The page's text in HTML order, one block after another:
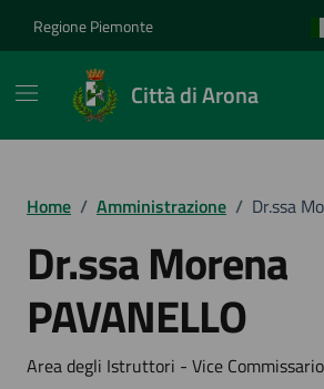
Regione Piemonte
Città di Arona
Home / Amministrazione / Dr.ssa
Dr.ssa Morena
PAVANELLO
Area degli Istruttori - Vice Commissario